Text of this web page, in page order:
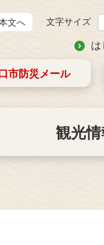
文へ 文字サイズ
は
市防災 メール
観光情